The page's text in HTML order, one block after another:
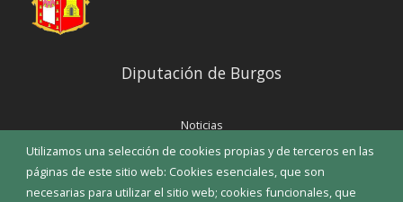
Utilizamos una selección de cookies propias y de terceros en las
páginas de este sitio web: Cookies esenciales, que son
necesarias para utilizar el sitio web; cookies funcionales, que
Diputación de Burgos
Noticias
Eventos
Corporación Municipal
Teléfonos de interés